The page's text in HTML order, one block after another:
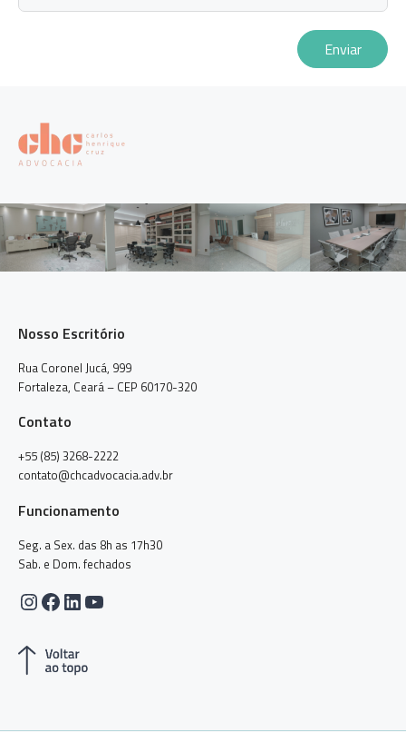
Enviar
Nosso Escritório
Rua Coronel Jucá, 999
Fortaleza, Ceará – CEP 60170-320
Contato
+55 (85) 3268-2222
contato@chcadvocacia.adv.br
Funcionamento
Seg. a Sex. das 8h as 17h30
Sab. e Dom. fechados
Instagram
Facebook
LinkedIn
Youtube